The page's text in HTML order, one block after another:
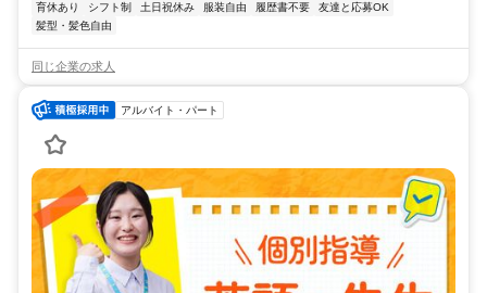
育休あり
シフト制 土日祝休み 服装自由 履歴書不要
友達と応募OK
髪型・髪色自由
同じ企業の求人
アルバイト・パート